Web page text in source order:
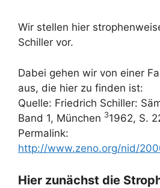
Wir stellen hier
Schiller vor.
Dabei gehen wir von einer
aus, die hier zu finden ist:
Quelle: Friedrich Schiller:
Band 1, München 31962, S.
Permalink:
http://www.zeno.org/nid/
Hier zunächst die